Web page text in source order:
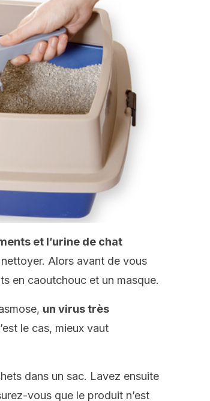
et l’urine de chat
Alors avant de vous
en caoutchouc et un masque.
un virus très
le cas, mieux vaut
dans un sac. Lavez ensuite
vous que le produit n’est